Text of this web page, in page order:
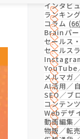
インタビ
ランキング
コラム (66
Brainパー
セールス
セールス
YouTube
メルマガ
AI活用／
SEO／ブ
コンテン
Webデザ
動画編集
物販／転売